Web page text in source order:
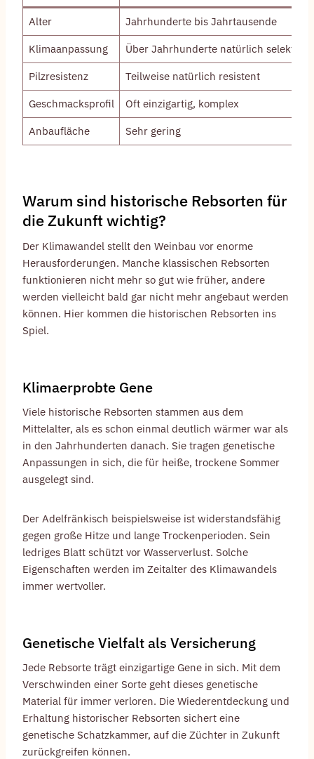
Alter Jahrhunderte bis Jahrtausende
Klimaanpassung Über Jahrhunderte natürlich selektiert
Pilzresistenz Teilweise natürlich resistent
Geschmacksprofil Oft einzigartig, komplex
Anbaufläche Sehr gering
Warum sind historische Rebsorten für
die Zukunft wichtig?
Der Klimawandel stellt den Weinbau vor enorme
Herausforderungen. Manche klassischen Rebsorten
funktionieren nicht mehr so gut wie früher, andere
werden vielleicht bald gar nicht mehr angebaut werden
können. Hier kommen die historischen Rebsorten ins
Spiel.
Klimaerprobte Gene
Viele historische Rebsorten stammen aus dem
Mittelalter, als es schon einmal deutlich wärmer war als
in den Jahrhunderten danach. Sie tragen genetische
Anpassungen in sich, die für heiße, trockene Sommer
ausgelegt sind.
Der Adelfränkisch beispielsweise ist widerstandsfähig
gegen große Hitze und lange Trockenperioden. Sein
ledriges Blatt schützt vor Wasserverlust. Solche
Eigenschaften werden im Zeitalter des Klimawandels
immer wertvoller.
Genetische Vielfalt als Versicherung
Jede Rebsorte trägt einzigartige Gene in sich. Mit dem
Verschwinden einer Sorte geht dieses genetische
Material für immer verloren. Die Wiederentdeckung und
Erhaltung historischer Rebsorten sichert eine
genetische Schatzkammer, auf die Züchter in Zukunft
zurückgreifen können.